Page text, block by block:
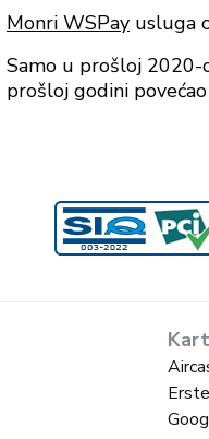
Monri WSPay usluga
Samo u prošloj 2020-
prošloj godini